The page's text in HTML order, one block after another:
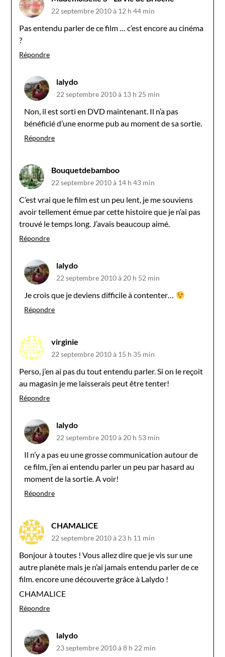
22 septembre 2010 à 12 h 44 min
Pas entendu parler de ce film … c’est encore au cinéma
?
Répondre
lalydo
22 septembre 2010 à 13 h 25 min
Non, il est sorti en DVD maintenant. Il n’a pas
bénéficié d’une enorme pub au moment de sa sortie.
Répondre
Bouquetdebamboo
22 septembre 2010 à 14 h 43 min
C’est vrai que le film est un peu lent, je me souviens
avoir tellement émue par cette histoire que je n’ai pas
trouvé le temps long. J’avais beaucoup aimé.
Répondre
lalydo
22 septembre 2010 à 20 h 52 min
Je crois que je deviens difficile à contenter…
Répondre
virginie
22 septembre 2010 à 15 h 35 min
Perso, j’en ai pas du tout entendu parler. Si on le reçoit
au magasin je me laisserais peut être tenter!
Répondre
lalydo
22 septembre 2010 à 20 h 53 min
Il n’y a pas eu une grosse communication autour de
ce film, j’en ai entendu parler un peu par hasard au
moment de la sortie. A voir!
Répondre
CHAMALICE
22 septembre 2010 à 23 h 11 min
Bonjour à toutes ! Vous allez dire que je vis sur une
autre planète mais je n’ai jamais entendu parler de ce
film. encore une découverte grâce à Lalydo !
CHAMALICE
Répondre
lalydo
23 septembre 2010 à 8 h 22 min